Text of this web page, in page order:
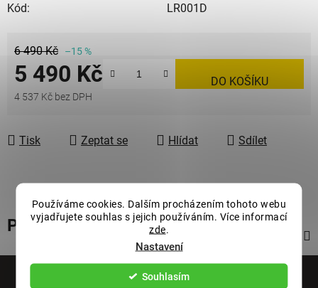
Používáme cookies. Dalším procházením tohoto webu
vyjadřujete souhlas s jejich používáním. Více informací
zde
Nastavení
Souhlasím
Kód:
LR001D
6 490 Kč –15 %
5 490 Kč
4 537 Kč bez DPH
DO KOŠÍKU
Tisk Zeptat se Hlídat Sdílet
Popis